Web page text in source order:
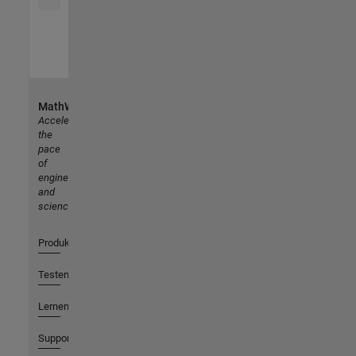
MathWorks
Accelerating
the
pace
of
engineering
and
science
Produkte
Testen oder Kaufen
Lernen
Support